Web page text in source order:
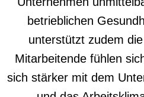
betrieblichen
unterstützt zudem
Mitarbeitende fühlen
sich stärker mit dem